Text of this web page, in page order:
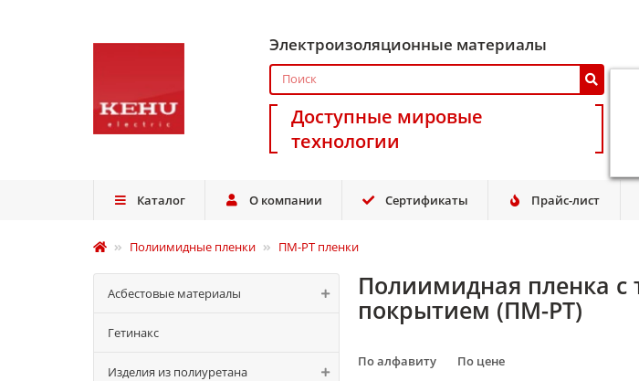
Электроизоляционные материалы
Доступные мировые
технологии
Каталог О компании Сертификаты Прайс-лист
Полиимидные пленки ПМ-РТ пленки
Асбестовые материалы
Гетинакс
Изделия из полиуретана
Полиимидная пленка
покрытием (ПМ-РТ)
По алфавиту По цене